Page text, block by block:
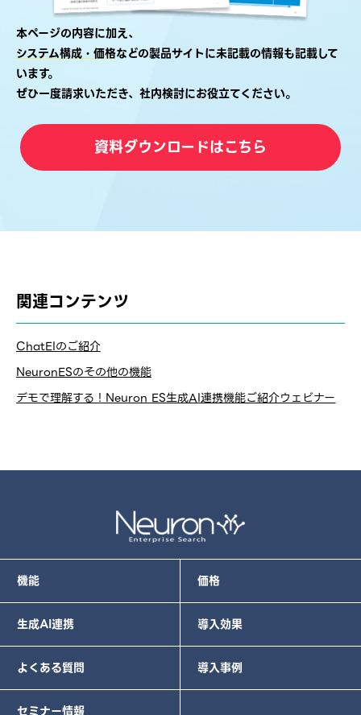
本ページの内容に加え、
システム構成・価格などの製品サイトに未記載の情報も記載して
います。
ぜひ一度請求いただき、社内検討にお役立てください。
資料ダウンロードはこちら
関連コンテンツ
ChatEIのご紹介
NeuronESのその他の機能
デモで理解する！Neuron ES生成AI連携機能ご紹介ウェビナー
機能 価格
生成AI連携 導入効果
よくある質問 導入事例
セミナー情報